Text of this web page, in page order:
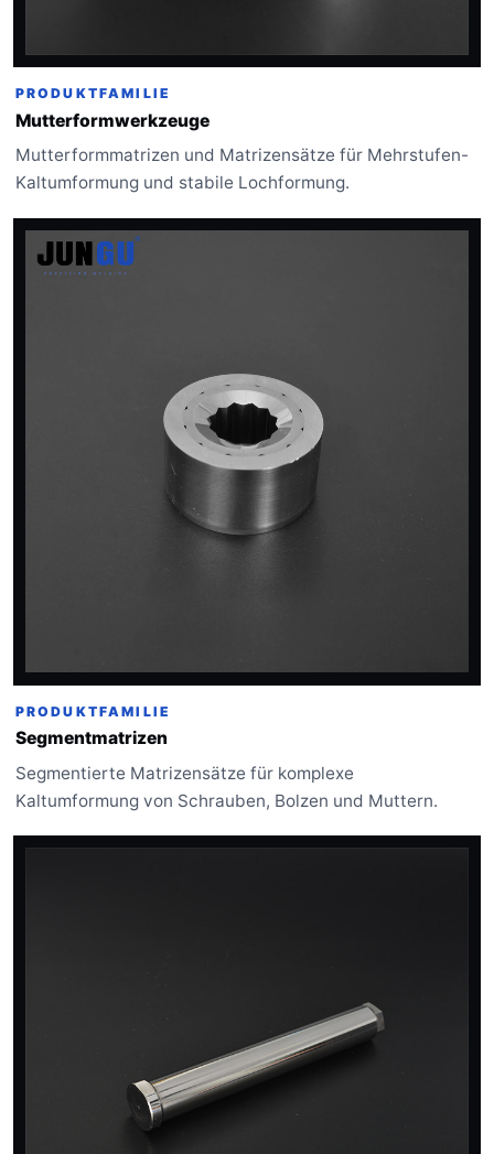
PRODUKTFAMILIE
Mutterformwerkzeuge
Mutterformmatrizen und Matrizensätze für Mehrstufen-
Kaltumformung und stabile Lochformung.
PRODUKTFAMILIE
Segmentmatrizen
Segmentierte Matrizensätze für komplexe
Kaltumformung von Schrauben, Bolzen und Muttern.